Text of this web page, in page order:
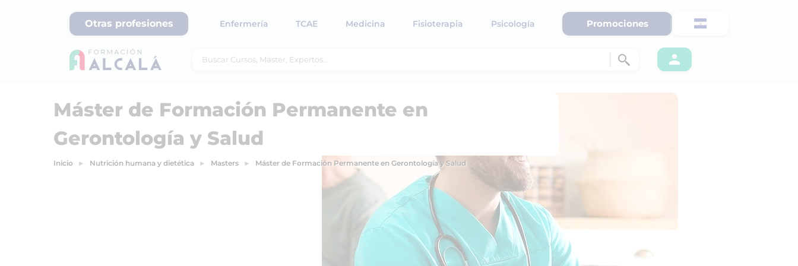
Otras profesiones Enfermería TCAE Medicina Fisioterapia Psicología Promociones
Máster de Formación Permanente en
Gerontología y Salud
Inicio Nutrición humana y dietética Masters Máster de Formación Permanente en Gerontología y Salud